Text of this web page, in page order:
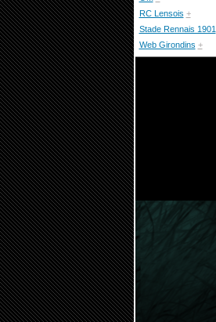
RC Lensois +
Stade Rennais 1901
Web Girondins +